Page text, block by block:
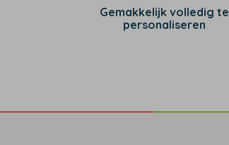
Gemakkelijk volledig te
personaliseren